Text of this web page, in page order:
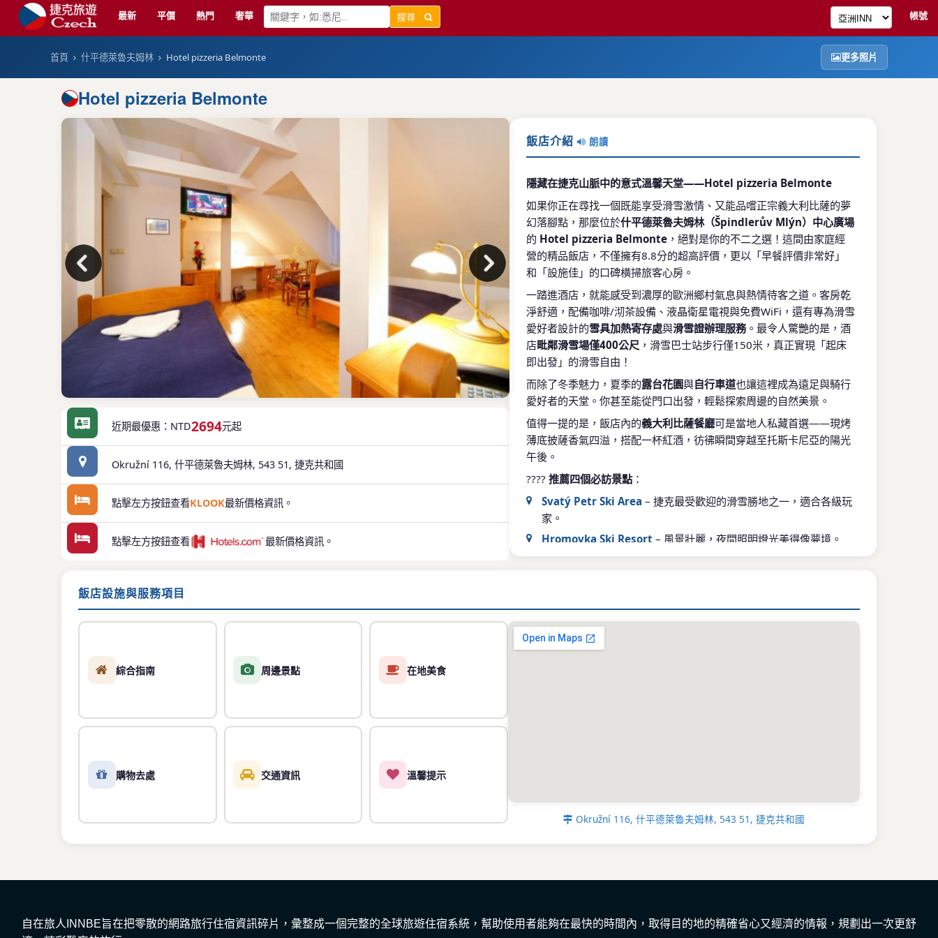
最新 平價 熱門 奢華 搜尋 帳號
首頁 什平德萊魯夫姆林 Hotel pizzeria Belmonte 更多照片
Hotel pizzeria Belmonte
近期最優惠：NTD2694元起
Okružní 116, 什平德萊魯夫姆林, 543 51, 捷克共和國
點擊左方按鈕查看KLOOK最新價格資訊。
點擊左方按鈕查看 最新價格資訊。
飯店介紹 朗讀
隱藏在捷克山脈中的意式溫馨天堂——Hotel pizzeria Belmonte
如果你正在尋找一個既能享受滑雪激情、又能品嚐正宗義大利比薩的夢
幻落腳點，那麼位於什平德萊魯夫姆林（Špindlerův Mlýn）中心廣場
的 Hotel pizzeria Belmonte ，絕對是你的不二之選！這間由家庭經
營的精品飯店，不僅擁有8.8分的超高評價，更以「早餐評價非常好」
和「設施佳」的口碑橫掃旅客心房。
一踏進酒店，就能感受到濃厚的歐洲鄉村氣息與熱情待客之道。客房乾
淨舒適，配備咖啡/沏茶設備、液晶衛星電視與免費WiFi，還有專為滑雪
愛好者設計的雪具加熱寄存處與滑雪證辦理服務。最令人驚艷的是，酒
店毗鄰滑雪場僅400公尺 ，滑雪巴士站步行僅150米，真正實現「起床
即出發」的滑雪自由！
而除了冬季魅力，夏季的露台花園與自行車道也讓這裡成為遠足與騎行
愛好者的天堂。你甚至能從門口出發，輕鬆探索周邊的自然美景。
值得一提的是，飯店內的義大利比薩餐廳可是當地人私藏首選——現烤
薄底披薩香氣四溢，搭配一杯紅酒，彷彿瞬間穿越至托斯卡尼亞的陽光
午後。
????推薦四個必訪景點：
Svatý Petr Ski Area – 捷克最受歡迎的滑雪勝地之一，適合各級玩
家。
Hromovka Ski Resort – 風景壯麗，夜間照明燈光美得像夢境。
Královská Špička 山頂步道– 徒步健行絕佳路線，俯瞰整個山谷如
盡興！
無論你是來滑雪、健行，還是尋找一段悠閒假期，Hotel pizzeria
Belmonte都以親切服務、便利位置與無可挑剔的細節，讓你的旅程充
飯店設施與服務項目
綜合指南 周邊景點 在地美食
購物去處 交通資訊 溫馨提示
Okružní 116, 什平德萊魯夫姆林, 543 51, 捷克共和國
自在旅人INNBE旨在把零散的網路旅行住宿資訊碎片，彙整成一個完整的全球旅遊住宿系統，幫助使用者能夠在最快的時間內，取得目的地的精確省心又經濟的情報，規劃出一次更舒